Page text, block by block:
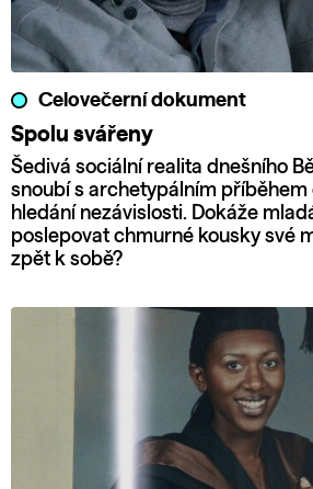
Celovečerní dokument
Spolu svářeny
Šedivá sociální realita dnešního
snoubí s archetypálním příběhem
hledání nezávislosti. Dokáže
poslepovat chmurné kousky své
zpět k sobě?